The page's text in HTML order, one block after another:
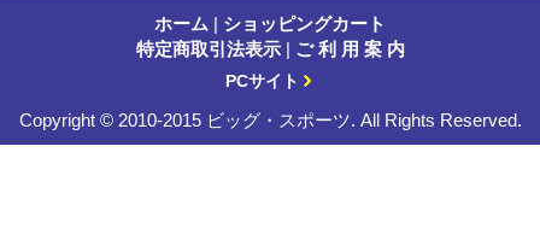
ホーム | ショッピングカート
特定商取引法表示 | ご 利 用 案 内
PCサイト
Copyright © 2010-2015 ビッグ・スポーツ. All Rights Reserved.